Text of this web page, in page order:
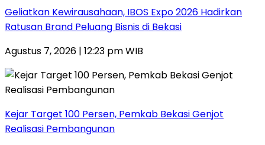
‎Geliatkan Kewirausahaan, IBOS Expo 2026 Hadirkan
Ratusan Brand Peluang Bisnis di Bekasi
Agustus 7, 2026 | 12:23 pm WIB
Kejar Target 100 Persen, Pemkab Bekasi Genjot
Realisasi Pembangunan